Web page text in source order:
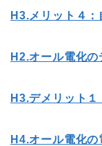
H3.メリット４
H2.オール電化の
H3.デメリット１
H4.オール電化